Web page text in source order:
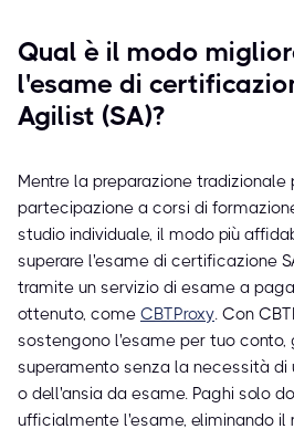
Qual è il modo
l'esame di
Agilist (SA)?
Mentre la preparazione tradizionale
partecipazione a corsi di
studio individuale, il modo più
superare l'esame di certificazione
tramite un servizio di esame a
ottenuto, come CBTProxy. Con
sostengono l'esame per tuo conto,
superamento senza la necessità di
o dell'ansia da esame. Paghi solo
ufficialmente l'esame, eliminando il